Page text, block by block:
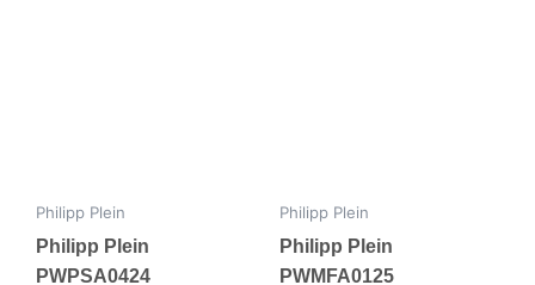
Philipp Plein
Philipp Plein
PWPSA0424
Philipp Plein
Philipp Plein
PWMFA0125